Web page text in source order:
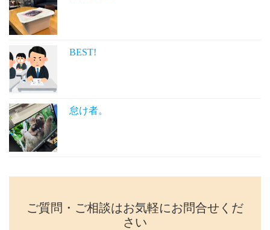
BEST!
怠け者。
ご質問・ご相談はお気軽にお問合せくだ
さい